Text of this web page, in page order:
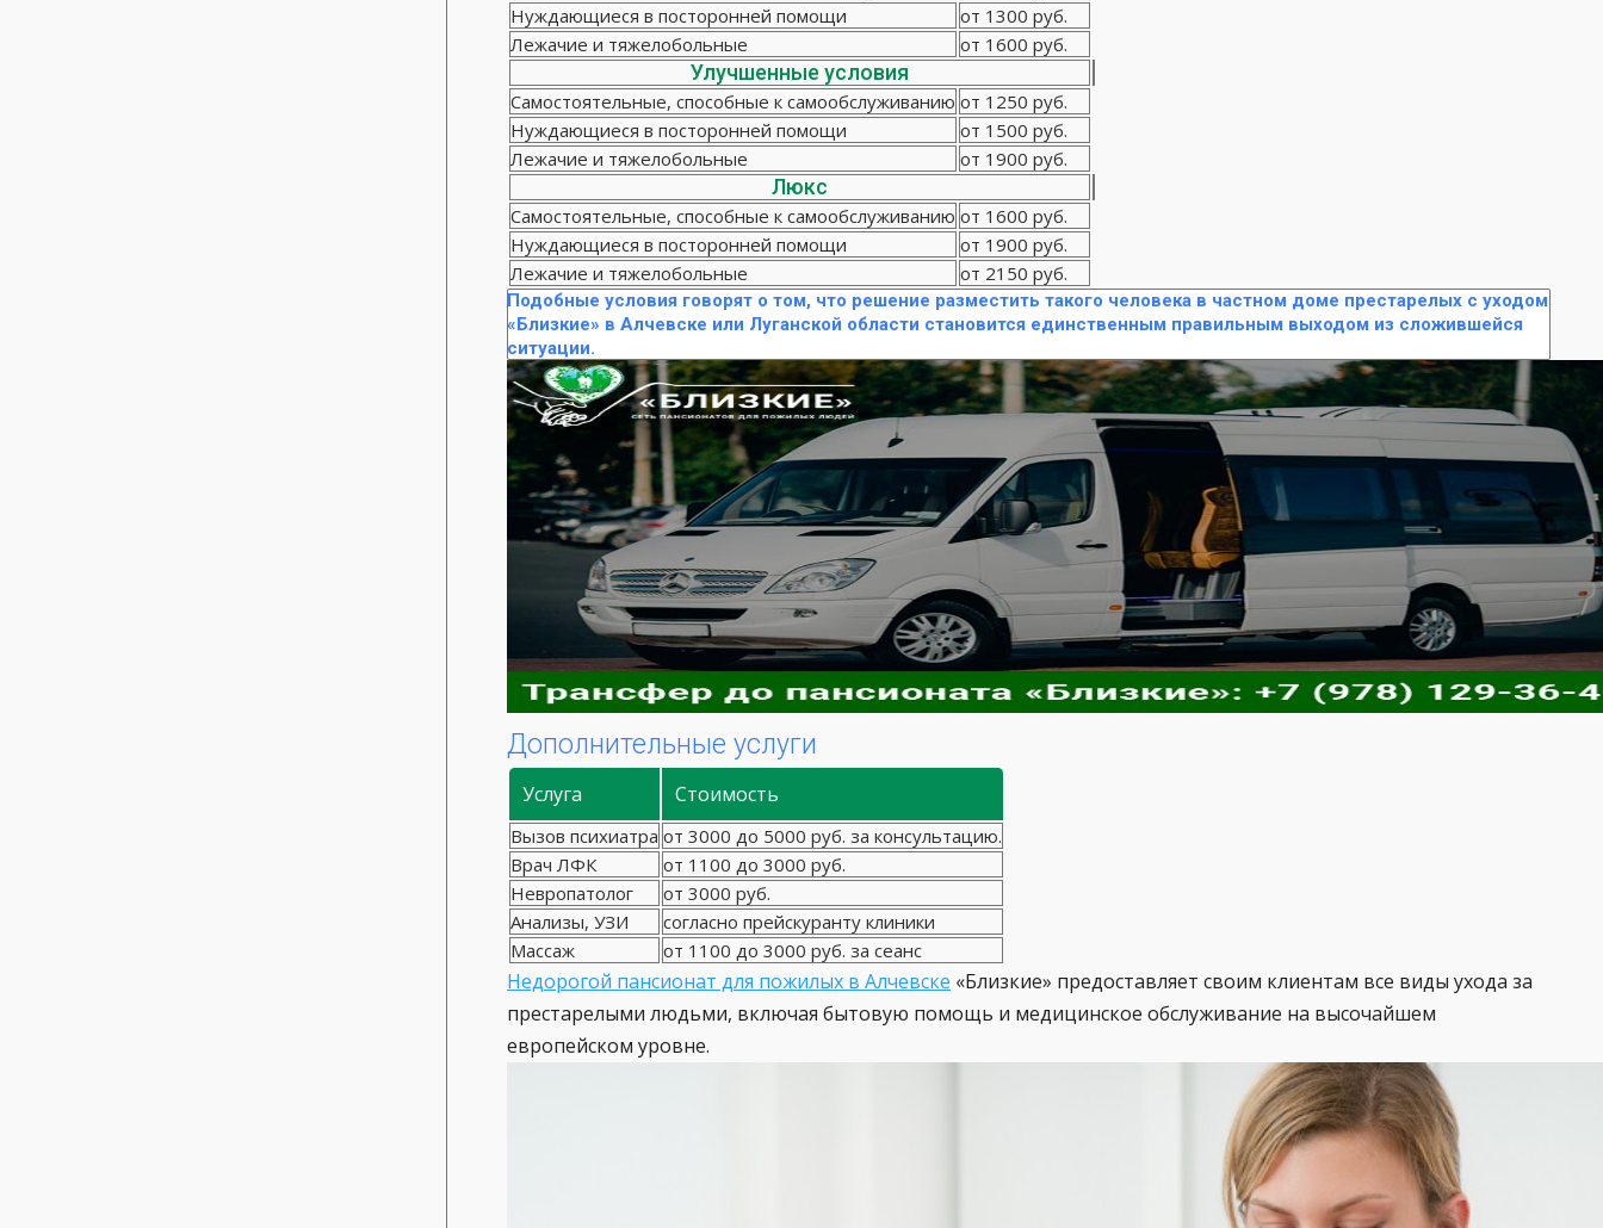
Нуждающиеся в посторонней помощи
от 1300 руб.
Лежачие и тяжелобольные
от 1600 руб.
Улучшенные условия
Самостоятельные, способные к самообслуживанию от 1250 руб.
Нуждающиеся в посторонней помощи
от 1500 руб.
Лежачие и тяжелобольные
от 1900 руб.
Люкс
Самостоятельные, способные к самообслуживанию от 1600 руб.
Нуждающиеся в посторонней помощи
от 1900 руб.
Лежачие и тяжелобольные
от 2150 руб.
Подобные условия говорят о том, что решение разместить такого человека в частном доме престарелых с уходом
«Близкие» в Алчевске или Луганской области становится единственным правильным выходом из сложившейся
ситуации.
Дополнительные услуги
Услуга Стоимость
Вызов психиатра от 3000 до 5000 руб. за консультацию.
Врач ЛФК
от 1100 до 3000 руб.
Невропатолог
от 3000 руб.
Анализы, УЗИ
согласно прейскуранту клиники
Массаж
от 1100 до 3000 руб. за сеанс
Недорогой пансионат для пожилых в Алчевске «Близкие» предоставляет своим клиентам все виды ухода за
престарелыми людьми, включая бытовую помощь и медицинское обслуживание на высочайшем
европейском уровне.